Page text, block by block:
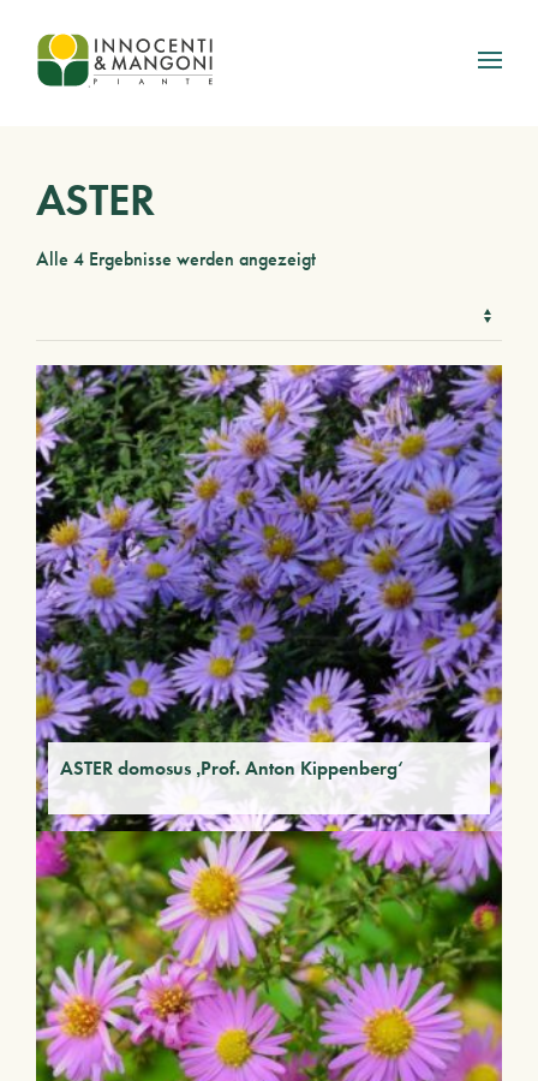
Skip to main content
ASTER
Alle 4 Ergebnisse werden angezeigt
ASTER domosus ‚Prof. Anton Kippenberg‘